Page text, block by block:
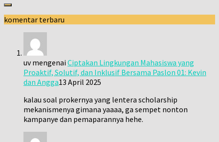
komentar terbaru
uvmengenai Ciptakan Lingkungan Mahasiswa yang
Proaktif, Solutif, dan Inklusif Bersama Paslon 01: Kevin
dan Angga13 April 2025
kalau soal prokernya yang lentera scholarship
mekanismenya gimana yaaaa, ga sempet nonton
kampanye dan pemaparannya hehe.